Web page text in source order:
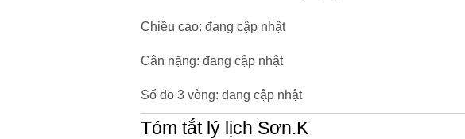
Chiều cao: đang cập nhật
Cân nặng: đang cập nhật
Số đo 3 vòng: đang cập nhật
Tóm tắt lý lịch Sơn.K